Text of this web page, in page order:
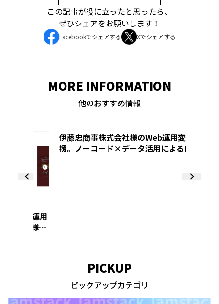
この記事が役に立ったと思ったら、
ぜひシェアをお願いします！
Facebookでシェアする Xでシェアする
MORE INFORMATION
他のおすすめ情報
伊藤忠商事株式会社様のWeb運用変革を支
援。ノーコード×データ活用による自律的
PDCA基盤の構築
PICKUP
ピックアップカテゴリ